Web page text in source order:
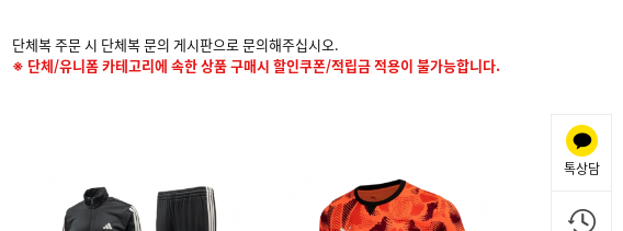
단체복 주문 시 단체복 문의 게시판으로 문의해주십시오.
※ 단체/유니폼 카테고리에 속한 상품 구매시 할인쿠폰/적립금 적용이 불가능합니다.
톡상담